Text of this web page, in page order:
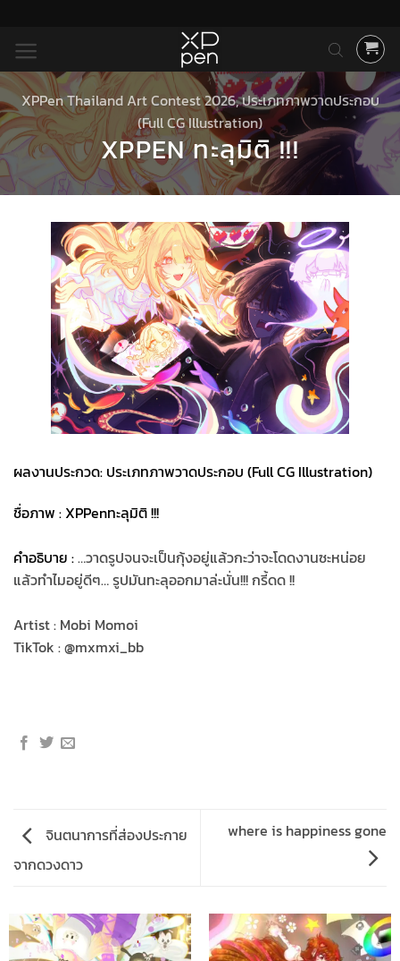
ยัง
เนื้อหา
XPPen Thailand Art Contest 2026,ประเภทภาพวาดประกอบ
(Full CG Illustration)
XPPEN ทะลุมิติ !!!
ผลงานประกวด: ประเภทภาพวาดประกอบ (Full CG Illustration)
ชื่อภาพ : XPPenทะลุมิติ !!!
คำอธิบาย :…วาดรูปจนจะเป็นกุ้งอยู่แล้วกะว่าจะโดดงานซะหน่อย
แล้วทำไมอยู่ดีๆ… รูปมันทะลุออกมาล่ะนั่น!!! กรี้ดด !!
Artist : Mobi Momoi
TikTok : @mxmxi_bb
จินตนาการที่ส่องประกาย
จากดวงดาว
where is happiness gone